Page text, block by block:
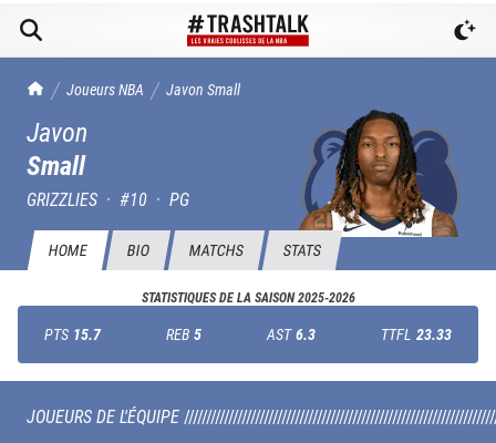
TrashTalk Actu NBA
Joueurs NBA Javon Small
Javon
Small
GRIZZLIES · #10 · PG
HOME BIO MATCHS STATS
STATISTIQUES DE LA SAISON2025-2026
PTS 15.7 REB 5 AST 6.3 TTFL 23.33
JOUEURS DE L'ÉQUIPE